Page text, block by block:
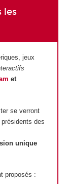
les
jeux
et
se verront
des
unique
proposés :